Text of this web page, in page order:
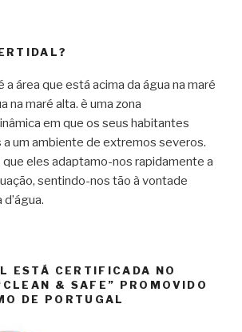
a área que está acima da água na maré
na maré alta. è uma zona
em que os seus habitantes
um ambiente de extremos severos.
que eles adaptamo-nos rapidamente a
sentindo-nos tão à vontade
ESTÁ CERTIFICADA NO
& SAFE” PROMOVIDO
DE PORTUGAL